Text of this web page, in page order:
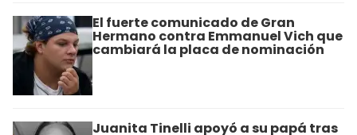
El fuerte comunicado de Gran
Hermano contra Emmanuel Vich que
cambiará la placa de nominación
Juanita Tinelli apoyó a su papá tras